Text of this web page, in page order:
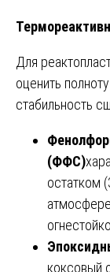
Для
оценить
стабильность
(ФФС)
остатком
коксовый